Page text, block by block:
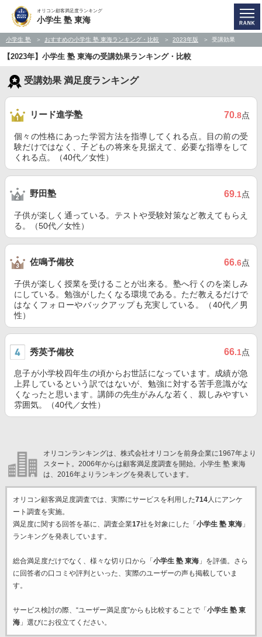
オリコン顧客満足度ランキング
小学生 塾 東海
小学生 塾 おすすめの小学生 塾 東海ランキング・比較 2023年版 受講効果
【2023年】小学生 塾 東海の受講効果ランキング・比較
受講効果 満足度ランキング
リード進学塾 70.8点
個々の性格にあった学習方法を指導してくれる点。目の前の受
験だけではなく、子どもの将来を見据えて、必要な指導をして
くれる点。（40代／女性）
野田塾 69.1点
子供が楽しく通っている。テストや受験対策など教えてもらえ
る。（50代／女性）
佐鳴予備校 66.6点
子供が楽しく授業を受けることが出来る。塾へ行くのを楽しみ
にしている。勉強がしたくなる環境である。ただ教えるだけで
はなくフォローやバックアップも充実している。（40代／男
性）
秀英予備校 66.1点
息子が小学校四年生の頃からお世話になっています。成績が急
上昇しているという訳ではないが、勉強に対する苦手意識がな
くなったと思います。講師の先生がみんな若く、親しみやすい
雰囲気。（40代／女性）
オリコンランキングは、株式会社オリコンを前身企業に1967年より
スタート。2006年からは顧客満足度調査を開始。小学生 塾 東海
は、2016年よりランキングを発表しています。
オリコン顧客満足度調査では、実際にサービスを利用した714人にアンケ
ート調査を実施。
満足度に関する回答を基に、調査企業17社を対象にした「 小学生 塾 東海」
ランキングを発表しています。
総合満足度だけでなく、様々な切り口から「 小学生 塾 東海」を評価。さら
に回答者の口コミや評判といった、実際のユーザーの声も掲載していま
す。
サービス検討の際、“ユーザー満足度”からも比較することで「 小学生 塾 東
海」選びにお役立てください。